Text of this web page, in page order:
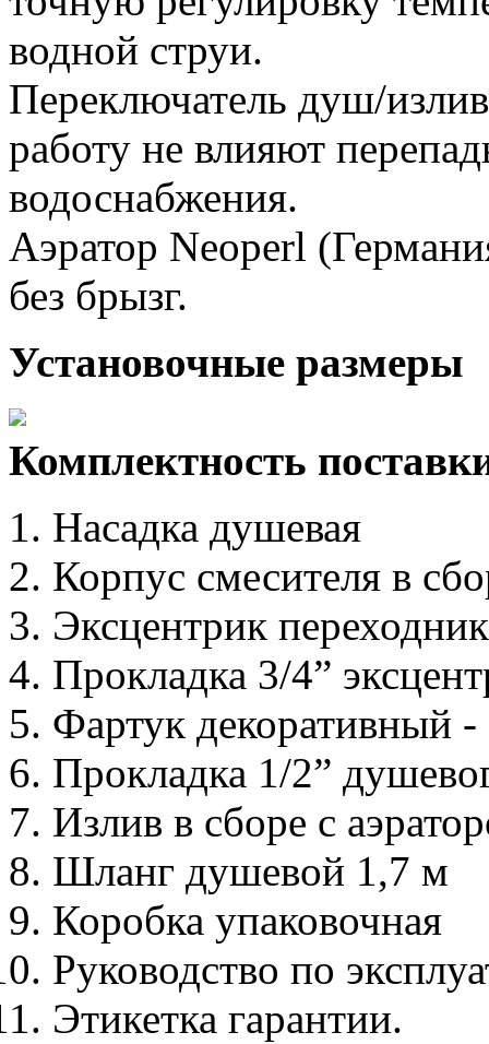
водной струи.
Переключатель душ/
работу не влияют
водоснабжения.
Аэратор Neoperl
без брызг.
Установочные размеры
Комплектность
Насадка душевая
Корпус смесителя в
Эксцентрик
Прокладка 3/4”
Фартук декоративный
Прокладка 1/2”
Излив в сборе с
Шланг душевой 1,7 м
Коробка упаковочная
Руководство по
Этикетка гарантии.